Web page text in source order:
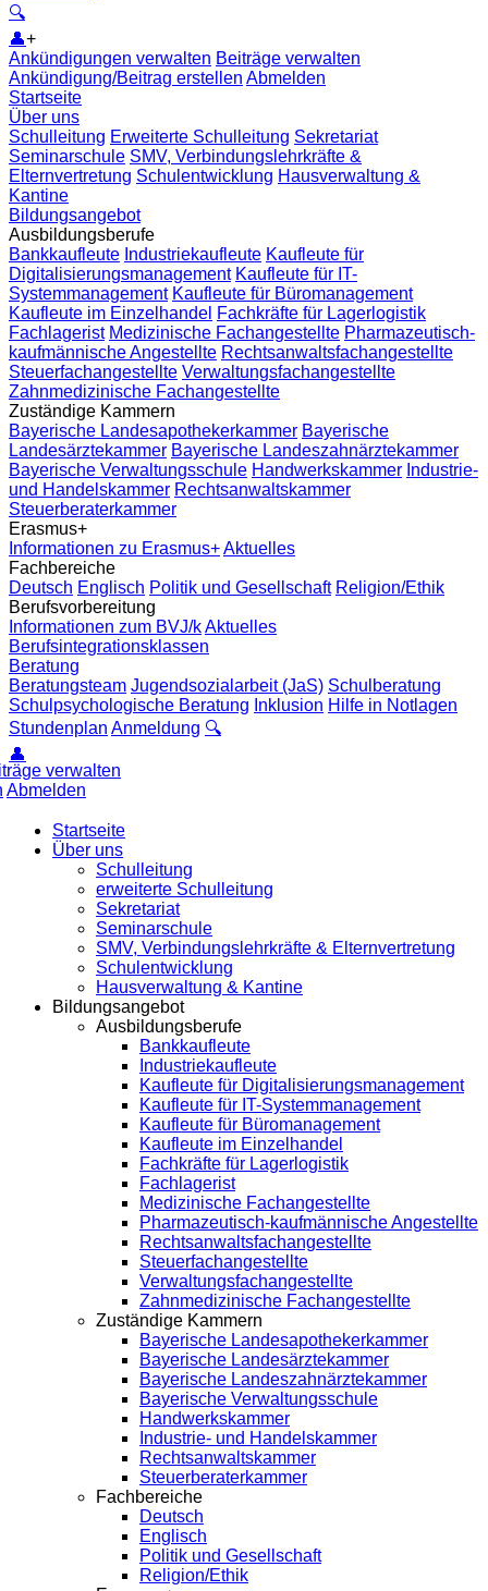
🔍
👤+
Ankündigungen verwalten Beiträge verwalten
Ankündigung/Beitrag erstellen Abmelden
Startseite
Über uns
Schulleitung Erweiterte Schulleitung Sekretariat
Seminarschule SMV, Verbindungslehrkräfte &
Elternvertretung Schulentwicklung Hausverwaltung &
Kantine
Bildungsangebot
Ausbildungsberufe
Bankkaufleute Industriekaufleute Kaufleute für
Digitalisierungsmanagement Kaufleute für IT-
Systemmanagement Kaufleute für Büromanagement
Kaufleute im Einzelhandel Fachkräfte für Lagerlogistik
Fachlagerist Medizinische Fachangestellte Pharmazeutisch-
kaufmännische Angestellte Rechtsanwaltsfachangestellte
Steuerfachangestellte Verwaltungsfachangestellte
Zahnmedizinische Fachangestellte
Zuständige Kammern
Bayerische Landesapothekerkammer Bayerische
Landesärztekammer Bayerische Landeszahnärztekammer
Bayerische Verwaltungsschule Handwerkskammer Industrie-
und Handelskammer Rechtsanwaltskammer
Steuerberaterkammer
Erasmus+
Informationen zu Erasmus+Aktuelles
Fachbereiche
Deutsch Englisch Politik und Gesellschaft Religion/Ethik
Berufsvorbereitung
Informationen zum BVJ/kAktuelles
Berufsintegrationsklassen
Beratung
Beratungsteam Jugendsozialarbeit (JaS) Schulberatung
Schulpsychologische Beratung Inklusion Hilfe in Notlagen
Stundenplan Anmeldung 🔍
👤
verwalten
Abmelden
Startseite
Über uns
Schulleitung
erweiterte Schulleitung
Sekretariat
Seminarschule
SMV, Verbindungslehrkräfte & Elternvertretung
Schulentwicklung
Hausverwaltung & Kantine
Bildungsangebot
Ausbildungsberufe
Bankkaufleute
Industriekaufleute
Kaufleute für Digitalisierungsmanagement
Kaufleute für IT-Systemmanagement
Kaufleute für Büromanagement
Kaufleute im Einzelhandel
Fachkräfte für Lagerlogistik
Fachlagerist
Medizinische Fachangestellte
Pharmazeutisch-kaufmännische Angestellte
Rechtsanwaltsfachangestellte
Steuerfachangestellte
Verwaltungsfachangestellte
Zahnmedizinische Fachangestellte
Zuständige Kammern
Bayerische Landesapothekerkammer
Bayerische Landesärztekammer
Bayerische Landeszahnärztekammer
Bayerische Verwaltungsschule
Handwerkskammer
Industrie- und Handelskammer
Rechtsanwaltskammer
Steuerberaterkammer
Fachbereiche
Deutsch
Englisch
Politik und Gesellschaft
Religion/Ethik